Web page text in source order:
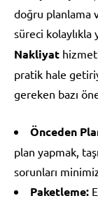
doğru planlama
süreci kolaylıkla
Nakliyat
pratik hale
gereken bazı
Önceden
plan yapmak,
sorunları
Paketleme: